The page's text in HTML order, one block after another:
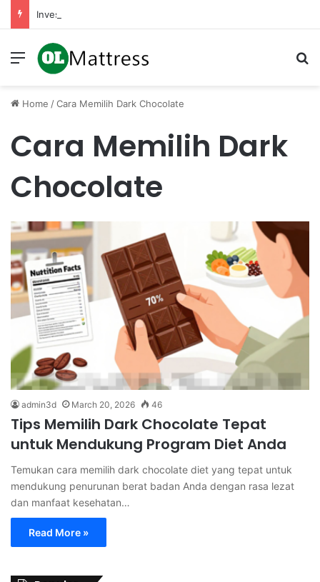
Menu
Home /Cara Memilih Dark Chocolate
Cara Memilih Dark
Chocolate
admin3d March 20, 2026 46
Tips Memilih Dark Chocolate Tepat
untuk Mendukung Program Diet Anda
Temukan cara memilih dark chocolate diet yang tepat untuk
mendukung penurunan berat badan Anda dengan rasa lezat
dan manfaat kesehatan…
Read More »